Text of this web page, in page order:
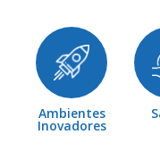
Ambientes
Inovadores